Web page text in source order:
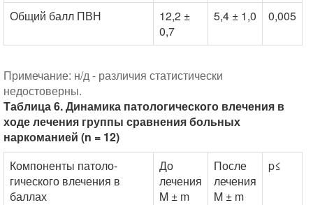
Общий балл ПВН
12,2 ±
0,7
5,4 ± 1,0 0,005
Примечание: н/д - различия статистически
недостоверны.
Таблица 6. Динамика патологического влечения в
ходе лечения группы сравнения больных
наркоманией (n = 12)
Компоненты патоло-
гического влечения в
баллах
До
лечения
M ± m
После
лечения
M ± m
p≤